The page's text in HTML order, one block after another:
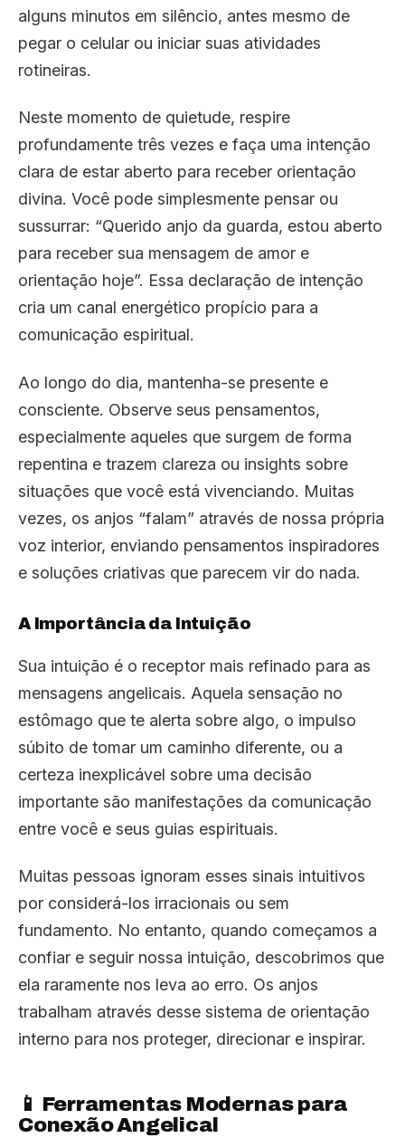
alguns minutos em silêncio, antes mesmo de
pegar o celular ou iniciar suas atividades
rotineiras.
Neste momento de quietude, respire
profundamente três vezes e faça uma intenção
clara de estar aberto para receber orientação
divina. Você pode simplesmente pensar ou
sussurrar: “Querido anjo da guarda, estou aberto
para receber sua mensagem de amor e
orientação hoje”. Essa declaração de intenção
cria um canal energético propício para a
comunicação espiritual.
Ao longo do dia, mantenha-se presente e
consciente. Observe seus pensamentos,
especialmente aqueles que surgem de forma
repentina e trazem clareza ou insights sobre
situações que você está vivenciando. Muitas
vezes, os anjos “falam” através de nossa própria
voz interior, enviando pensamentos inspiradores
e soluções criativas que parecem vir do nada.
A Importância da Intuição
Sua intuição é o receptor mais refinado para as
mensagens angelicais. Aquela sensação no
estômago que te alerta sobre algo, o impulso
súbito de tomar um caminho diferente, ou a
certeza inexplicável sobre uma decisão
importante são manifestações da comunicação
entre você e seus guias espirituais.
Muitas pessoas ignoram esses sinais intuitivos
por considerá-los irracionais ou sem
fundamento. No entanto, quando começamos a
confiar e seguir nossa intuição, descobrimos que
ela raramente nos leva ao erro. Os anjos
trabalham através desse sistema de orientação
interno para nos proteger, direcionar e inspirar.
📱 Ferramentas Modernas para
Conexão Angelical